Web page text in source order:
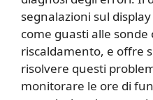
segnalazioni sul
come guasti alle sonde
riscaldamento, e offre
risolvere questi
monitorare le ore di